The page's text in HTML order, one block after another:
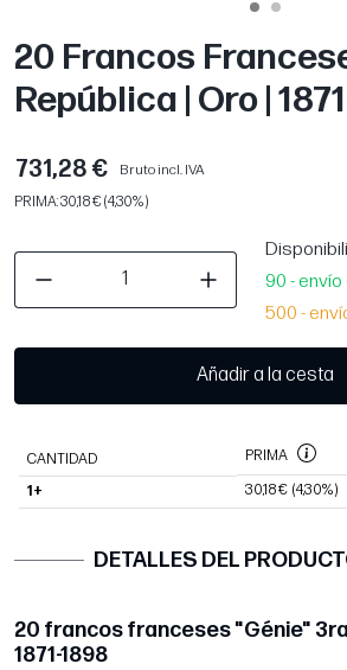
20 Francos
República | Oro |
731,28 €
Bruto incl. IVA
PRIMA: 30,18 € (4,30%)
90 - envío
500 -
Añadir a la cesta
CANTIDAD PRIMA
1+ 30,18 € (4,30%)
DETALLES DEL
20 francos franceses "Génie" 3ra
1871-1898